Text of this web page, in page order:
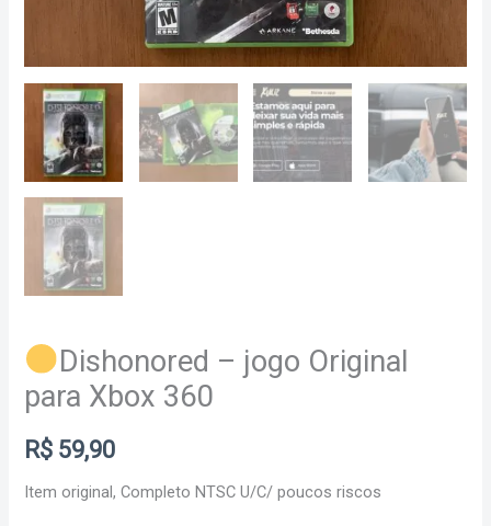
Dishonored – jogo Original
para Xbox 360
R$ 59,90
Item original, Completo NTSC U/C/ poucos riscos